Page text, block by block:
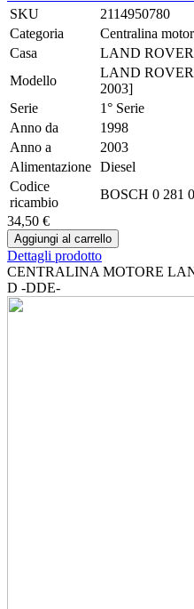
SKU
2114950780
Categoria
Centralina
Casa
LAND ROVER
Modello
LAND ROVER
2003]
Serie
1° Serie
Anno da
1998
Anno a
2003
Alimentazione Diesel
Codice
ricambio
BOSCH 0 281
34,50 €
Dettagli prodotto
CENTRALINA MOTORE
D -DDE-